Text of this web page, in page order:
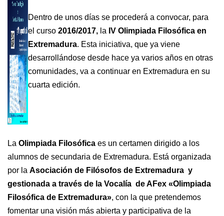
Dentro de unos días se procederá a convocar, para
el curso 2016/2017,la IV Olimpiada Filosófica en
Extremadura. Esta iniciativa, que ya viene
desarrollándose desde hace ya varios años en otras
comunidades, va a continuar en Extremadura en su
cuarta edición.
La Olimpiada Filosófica es un certamen dirigido a los
alumnos de secundaria de Extremadura. Está organizada
por la Asociación de Filósofos de Extremadura y
gestionada a través de la Vocalía de AFex «Olimpiada
Filosófica de Extremadura», con la que pretendemos
fomentar una visión más abierta y participativa de la